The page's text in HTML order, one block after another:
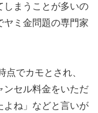
しまうことが多いの
ヤミ金問題の専門家
でカモとされ、
ンセル料金をいただ
よね」などと言いが